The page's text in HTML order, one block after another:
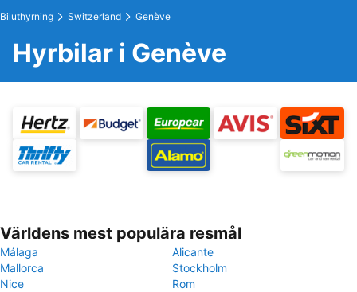
Biluthyrning Switzerland Genève
Hyrbilar i Genève
Världens mest populära resmål
Málaga
Alicante
Mallorca
Stockholm
Nice
Rom